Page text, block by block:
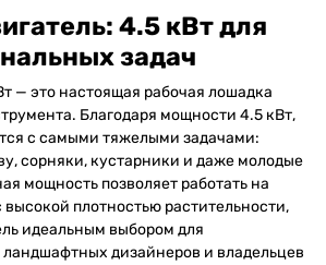
4.5 кВт для
задач
— это настоящая рабочая лошадка
Благодаря мощности 4.5 кВт,
с самыми тяжелыми задачами:
сорняки, кустарники и даже молодые
мощность позволяет работать на
плотностью растительности,
идеальным выбором для
дизайнеров и владельцев